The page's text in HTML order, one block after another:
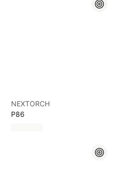
NEXTORCH
P86